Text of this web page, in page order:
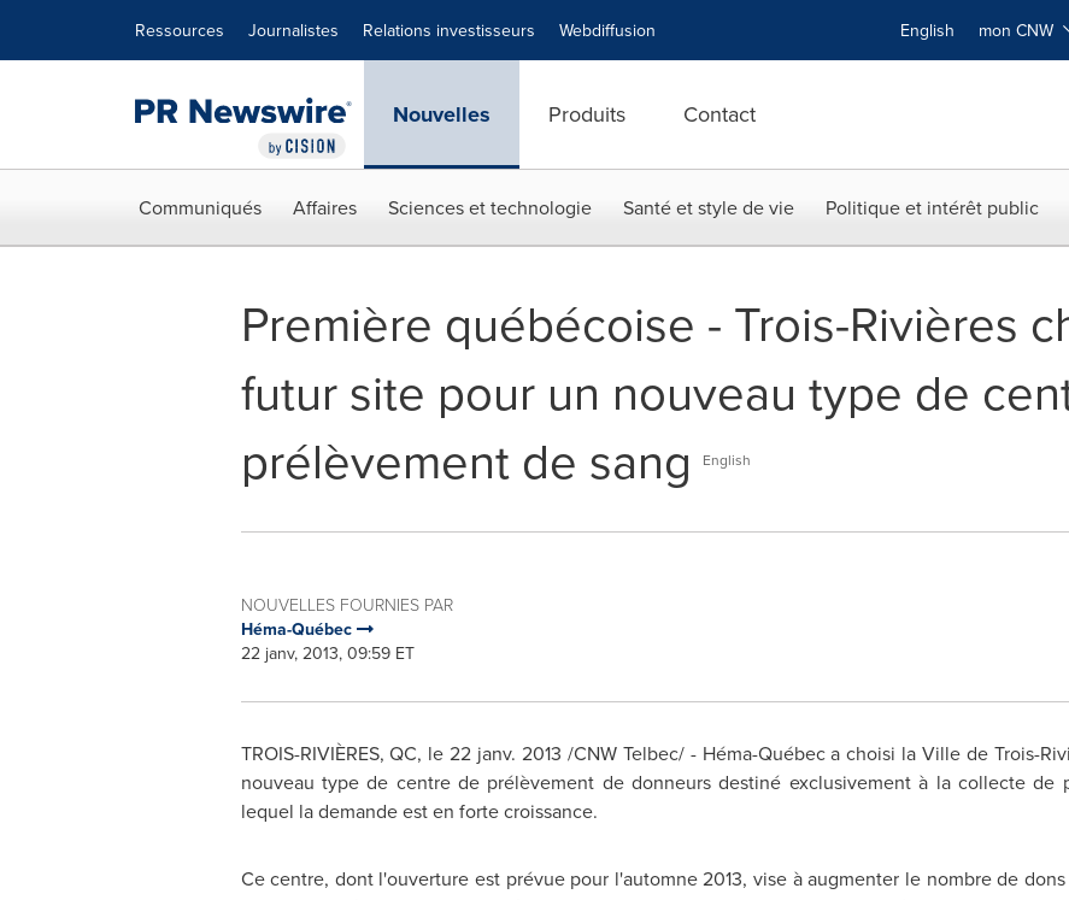
Ressources Journalistes Relations investisseurs Webdiffusion English mon CNW
Nouvelles Produits Contact
Communiqués Affaires Sciences et technologie Santé et style de vie Politique et intérêt public
Première québécoise - Trois-Rivières
futur site pour un nouveau type de
prélèvement de sang
English
NOUVELLES FOURNIES PAR
Héma-Québec
22 janv, 2013, 09:59 ET
TROIS-RIVIÈRES, QC, le 22 janv. 2013 /CNW Telbec/ - Héma-Québec a choisi la Ville de Trois-
nouveau type de centre de prélèvement de donneurs destiné exclusivement à la collecte de
lequel la demande est en forte croissance.
Ce centre, dont l'ouverture est prévue pour l'automne 2013, vise à augmenter le nombre de